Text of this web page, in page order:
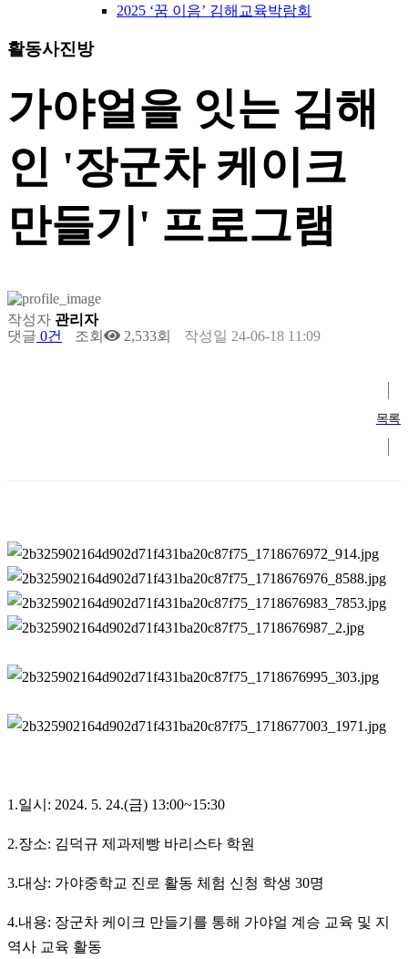
2025 ‘꿈 이음’ 김해교육박람회
활동사진방
가야얼을 잇는 김해
인 '장군차 케이크
만들기' 프로그램
작성자 관리자
댓글 0건 조회 2,533회 작성일 24-06-18 11:09
목록
1.일시: 2024. 5. 24.(금) 13:00~15:30
2.장소: 김덕규 제과제빵 바리스타 학원
3.대상: 가야중학교 진로 활동 체험 신청 학생 30명
4.내용: 장군차 케이크 만들기를 통해 가야얼 계승 교육 및 지
역사 교육 활동